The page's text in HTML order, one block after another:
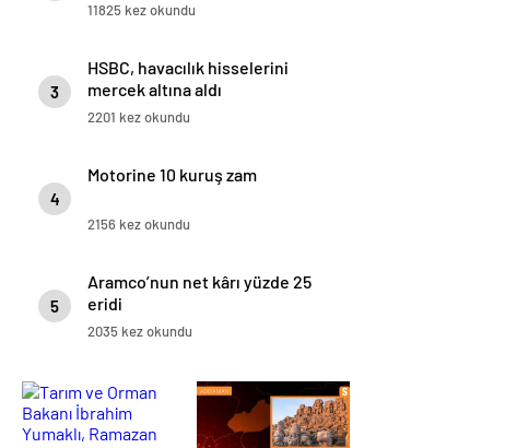
11825 kez okundu
3
HSBC, havacılık hisselerini
mercek altına aldı
2201 kez okundu
4
Motorine 10 kuruş zam
2156 kez okundu
5
Aramco’nun net kârı yüzde 25
eridi
2035 kez okundu